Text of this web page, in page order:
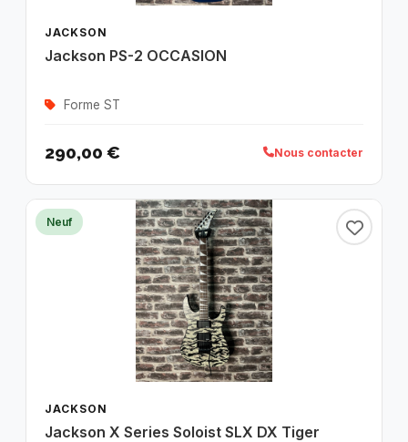
JACKSON
Jackson PS-2 OCCASION
Forme ST
290,00 € Nous contacter
Neuf
JACKSON
Jackson X Series Soloist SLX DX Tiger